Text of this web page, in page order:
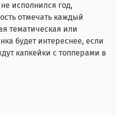
исполнился год,
отмечать каждый
тематическая или
будет интереснее, если
капкейки с топперами в